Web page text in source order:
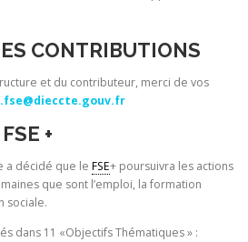
CONTRIBUTIONS
et du contributeur, merci de vos
+
a décidé que le FSE+ poursuivra les actions
que sont l’emploi, la formation
sociale.
dans 11 «Objectifs Thématiques » :